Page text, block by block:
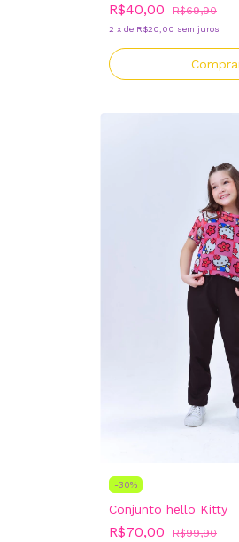
R$40,00 R$69,90
2 x de R$20,00 sem juros
-30%
Conjunto hello Kitty
R$70,00 R$99,90